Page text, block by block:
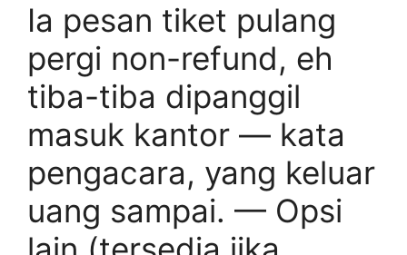
Ia pesan tiket pulang
pergi non-refund, eh
tiba-tiba dipanggil
masuk kantor — kata
pengacara, yang keluar
uang sampai. — Opsi